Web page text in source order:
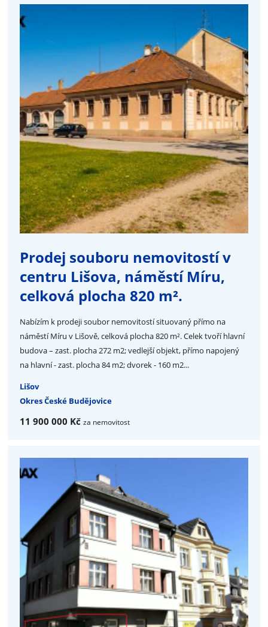
Prodej souboru nemovitostí v
centru Lišova, náměstí Míru,
celková plocha 820 m².
Nabízím k prodeji soubor nemovitostí situovaný přímo na
náměstí Míru v Lišově, celková plocha 820 m². Celek tvoří hlavní
budova – zast. plocha 272 m2; vedlejší objekt, přímo napojený
na hlavní - zast. plocha 84 m2; dvorek - 160 m2...
Lišov
Okres České Budějovice
11 900 000 Kč za nemovitost